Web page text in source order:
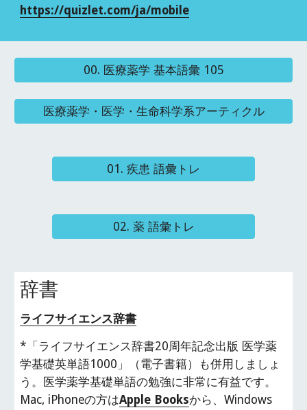
https://quizlet.com/ja/mobile
00. 医療薬学 基本語彙 105
医療薬学・医学・生命科学系アーティクル
01. 疾患 語彙トレ
02. 薬 語彙トレ
辞書
ライフサイエンス辞書
*「ライフサイエンス辞書20周年記念出版 医学薬
学基礎英単語1000」（電子書籍）も併用しましょ
う。医学薬学基礎単語の勉強に非常に有益です。
Mac, iPhoneの方はApple Booksから、Windows